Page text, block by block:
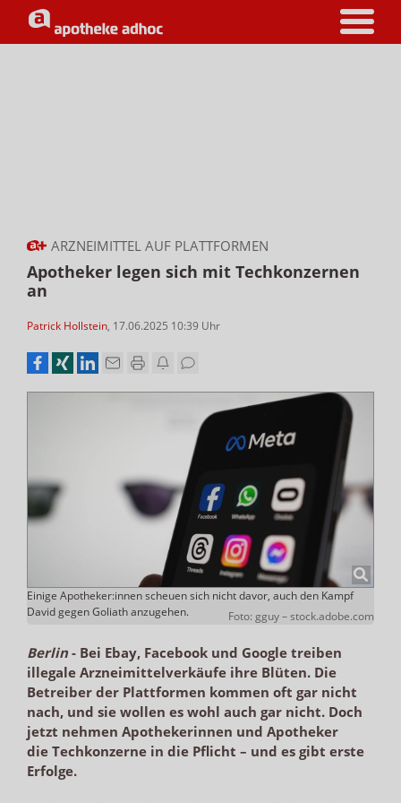
ARZNEIMITTEL AUF PLATTFORMEN
Apotheker legen sich mit Techkonzernen
an
Patrick Hollstein, 17.06.2025 10:39 Uhr
Einige Apotheker:innen scheuen sich nicht davor, auch den Kampf
David gegen Goliath anzugehen.
Foto: gguy – stock.adobe.com
Berlin- Bei Ebay, Facebook und Google treiben
illegale Arzneimittelverkäufe ihre Blüten. Die
Betreiber der Plattformen kommen oft gar nicht
nach, und sie wollen es wohl auch gar nicht. Doch
jetzt nehmen Apothekerinnen und Apotheker
die Techkonzerne in die Pflicht – und es gibt erste
Erfolge.